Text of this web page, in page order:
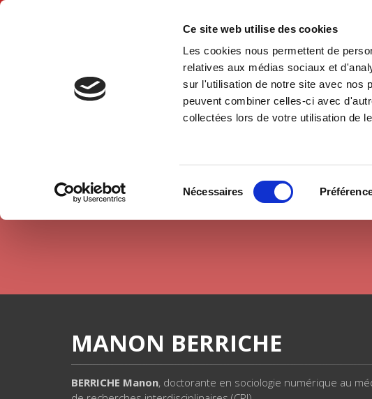
Ce site web utilise des cookies
Les cookies nous permettent de
relatives aux médias sociaux et
sur l'utilisation de notre site avec nos
peuvent combiner celles-ci avec
collectées lors de votre utilisation de
Nécessaires
Home
Home Manon Berriche
MANON BERRICHE
BERRICHE Manon, doctorante en sociologie numérique au